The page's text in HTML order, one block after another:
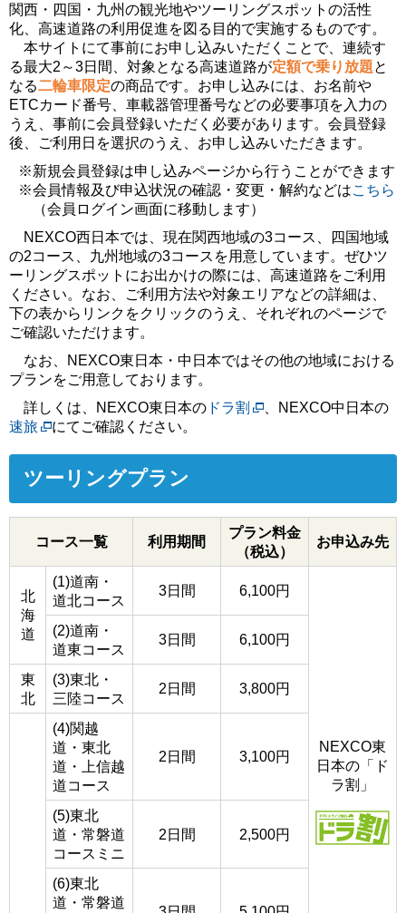
関西・四国・九州の観光地やツーリングスポットの活性
化、高速道路の利用促進を図る目的で実施するものです。
本サイトにて事前にお申し込みいただくことで、連続す
る最大2～3日間、対象となる高速道路が定額で乗り放題と
なる二輪車限定の商品です。お申し込みには、お名前や
ETCカード番号、車載器管理番号などの必要事項を入力の
うえ、事前に会員登録いただく必要があります。会員登録
後、ご利用日を選択のうえ、お申し込みいただきます。
※新規会員登録は申し込みページから行うことができます
※会員情報及び申込状況の確認・変更・解約などはこちら
（会員ログイン画面に移動します）
NEXCO西日本では、現在関西地域の3コース、四国地域
の2コース、九州地域の3コースを用意しています。ぜひツ
ーリングスポットにお出かけの際には、高速道路をご利用
ください。なお、ご利用方法や対象エリアなどの詳細は、
下の表からリンクをクリックのうえ、それぞれのページで
ご確認いただけます。
なお、NEXCO東日本・中日本ではその他の地域における
プランをご用意しております。
詳しくは、NEXCO東日本のドラ割
、NEXCO中日本の
速旅
にてご確認ください。
ツーリングプラン
コース一覧 利用期間
プラン料金
（税込）
お申込み先
北
海
道
(1)道南・
道北コース
3日間 6,100円
NEXCO東
日本の「ド
ラ割」
(2)道南・
道東コース
3日間 6,100円
東
北
(3)東北・
三陸コース
2日間 3,800円
(4)関越
道・東北
道・上信越
道コース
2日間 3,100円
(5)東北
道・常磐道
コースミニ
2日間 2,500円
(6)東北
道・常磐道